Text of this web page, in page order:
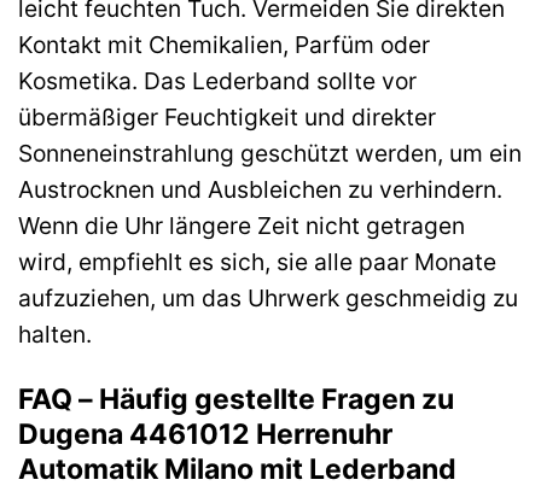
leicht feuchten Tuch. Vermeiden Sie direkten
Kontakt mit Chemikalien, Parfüm oder
Kosmetika. Das Lederband sollte vor
übermäßiger Feuchtigkeit und direkter
Sonneneinstrahlung geschützt werden, um ein
Austrocknen und Ausbleichen zu verhindern.
Wenn die Uhr längere Zeit nicht getragen
wird, empfiehlt es sich, sie alle paar Monate
aufzuziehen, um das Uhrwerk geschmeidig zu
halten.
FAQ – Häufig gestellte Fragen zu
Dugena 4461012 Herrenuhr
Automatik Milano mit Lederband